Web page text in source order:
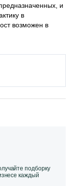
и
в
возможен в
подборку
каждый